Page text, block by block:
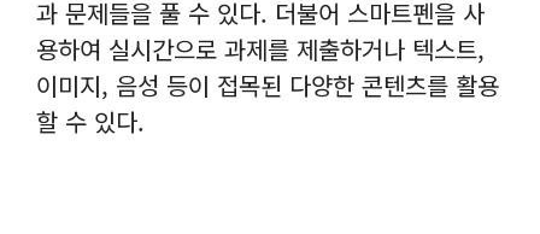
과 문제들을 풀 수 있다. 더불어 스마트펜을 사
용하여 실시간으로 과제를 제출하거나 텍스트,
이미지, 음성 등이 접목된 다양한 콘텐츠를 활용
할 수 있다.